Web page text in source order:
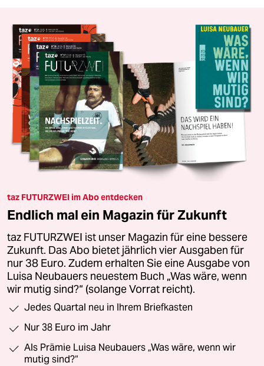
taz FUTURZWEI im Abo entdecken
Endlich mal ein Magazin für Zukunft
taz FUTURZWEI ist unser Magazin für eine bessere
Zukunft. Das Abo bietet jährlich vier Ausgaben für
nur 38 Euro. Zudem erhalten Sie eine Ausgabe von
Luisa Neubauers neuestem Buch „Was wäre, wenn
wir mutig sind?“ (solange Vorrat reicht).
Jedes Quartal neu in Ihrem Briefkasten
Nur 38 Euro im Jahr
Als Prämie Luisa Neubauers „Was wäre, wenn wir
mutig sind?“